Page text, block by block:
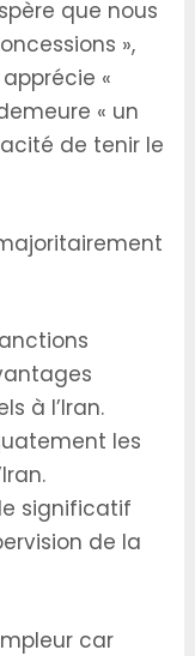
que nous
»,
«
« un
de tenir le
à l’Iran.
les
significatif
de la
car